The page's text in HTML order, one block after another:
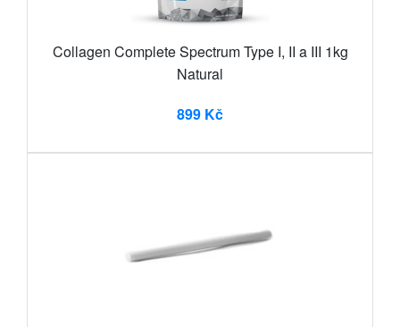
Collagen Complete Spectrum Type I, II a III 1kg
Natural
899 Kč